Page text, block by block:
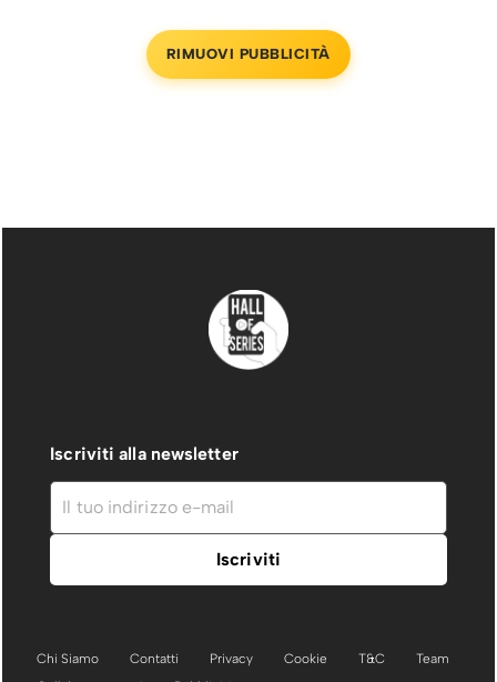
RIMUOVI PUBBLICITÀ
Iscriviti alla newsletter
Chi Siamo Contatti Privacy Cookie T&C
Team